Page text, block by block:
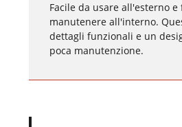
Facile da usare all'esterno e
manutenere all'interno.
dettagli funzionali e un
poca manutenzione.